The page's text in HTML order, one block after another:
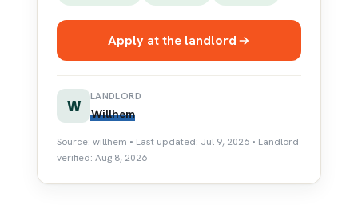
Apply at the landlord
W
LANDLORD
Willhem
Source: willhem • Last updated: Jul 9, 2026 • Landlord
verified: Aug 8, 2026